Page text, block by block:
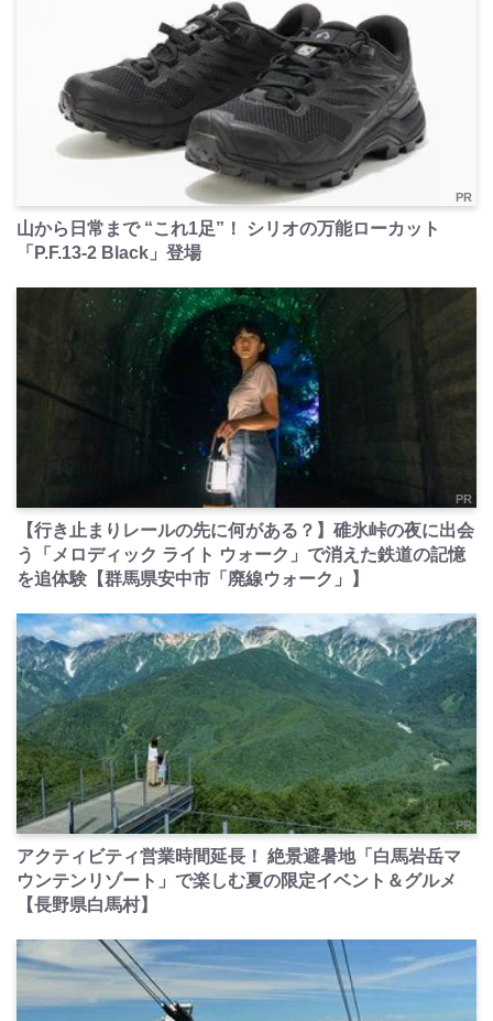
PR
山から日常まで “これ1足”！ シリオの万能ローカット
「P.F.13-2 Black」登場
PR
【行き止まりレールの先に何がある？】碓氷峠の夜に出会
う「メロディック ライト ウォーク」で消えた鉄道の記憶
を追体験【群馬県安中市「廃線ウォーク」】
PR
アクティビティ営業時間延長！ 絶景避暑地「白馬岩岳マ
ウンテンリゾート」で楽しむ夏の限定イベント＆グルメ
【長野県白馬村】